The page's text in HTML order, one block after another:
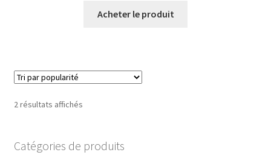
Acheter le produit
2 résultats affichés
Catégories de produits